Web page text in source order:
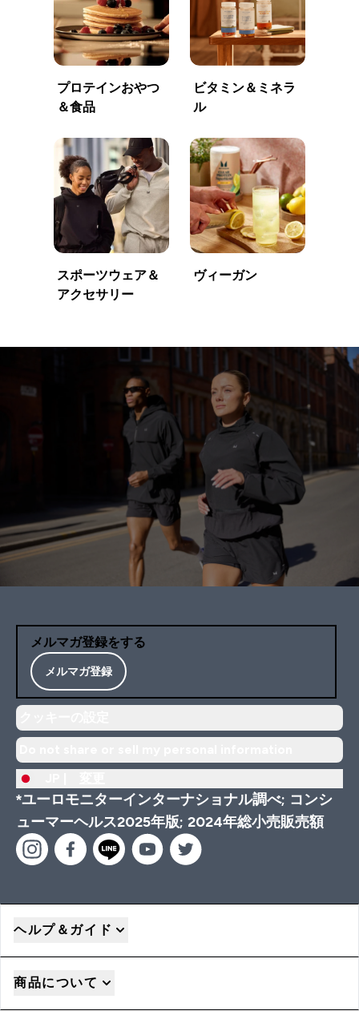
プロテインおやつ
＆食品
ビタミン＆ミネラ
ル
スポーツウェア＆
アクセサリー
ヴィーガン
メルマガ登録をする
メルマガ登録
*ユーロモニターインターナショナル調べ; コンシ
ューマーヘルス2025年版; 2024年総小売販売額
ヘルプ＆ガイド
商品について